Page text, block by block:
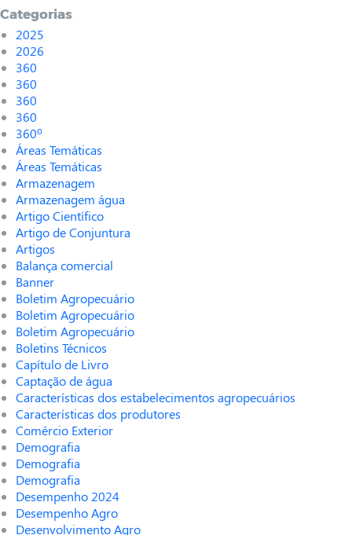
Categorias
2025
2026
360
360
360
360
360º
Áreas Temáticas
Áreas Temáticas
Armazenagem
Armazenagem água
Artigo Científico
Artigo de Conjuntura
Artigos
Balança comercial
Banner
Boletim Agropecuário
Boletim Agropecuário
Boletim Agropecuário
Boletins Técnicos
Capítulo de Livro
Captação de água
Características dos estabelecimentos agropecuários
Características dos produtores
Comércio Exterior
Demografia
Demografia
Demografia
Desempenho 2024
Desempenho Agro
Desenvolvimento Agro